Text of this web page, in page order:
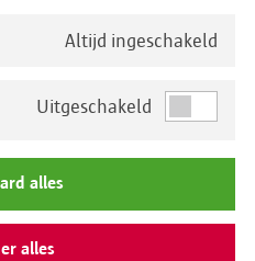
Het sociale woonblok op de
hoek van de Stanleystraat met
de Boomgaardstraat. Op het
Altijd ingeschakeld
Uitgeschakeld
alles
alles